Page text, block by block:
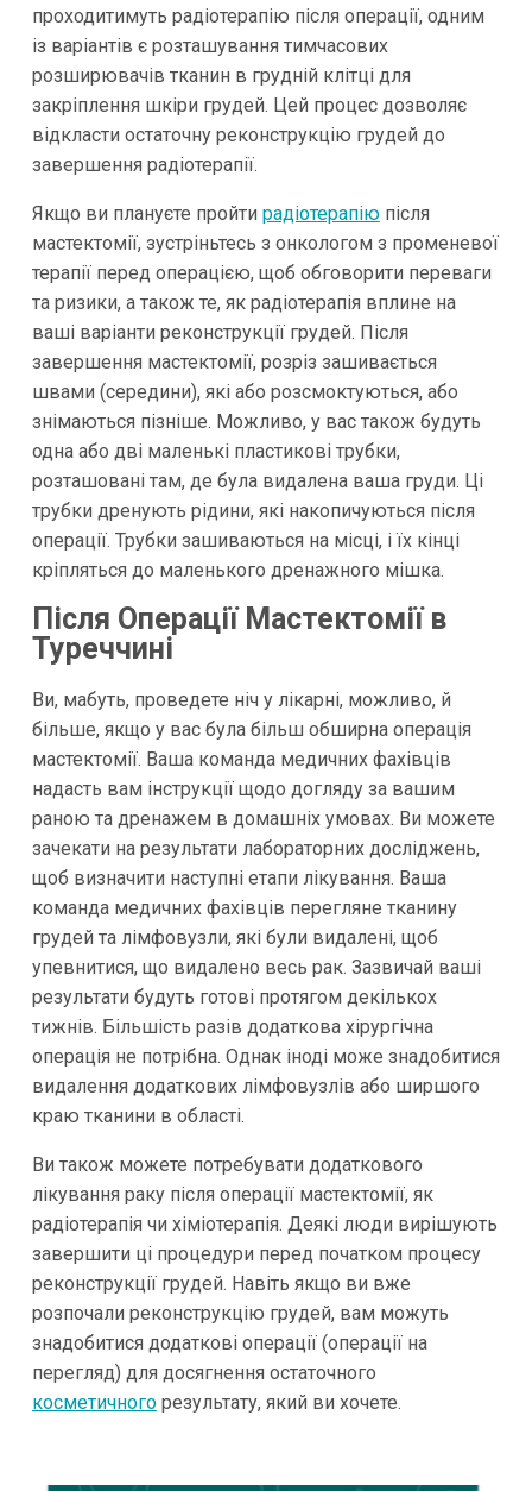
проходитимуть радіотерапію після операції, одним
із варіантів є розташування тимчасових
розширювачів тканин в грудній клітці для
закріплення шкіри грудей. Цей процес дозволяє
відкласти остаточну реконструкцію грудей до
завершення радіотерапії.
Якщо ви плануєте пройти радіотерапіюпісля
мастектомії, зустріньтесь з онкологом з променевої
терапії перед операцією, щоб обговорити переваги
та ризики, а також те, як радіотерапія вплине на
ваші варіанти реконструкції грудей. Після
завершення мастектомії, розріз зашивається
швами (середини), які або розсмоктуються, або
знімаються пізніше. Можливо, у вас також будуть
одна або дві маленькі пластикові трубки,
розташовані там, де була видалена ваша груди. Ці
трубки дренують рідини, які накопичуються після
операції. Трубки зашиваються на місці, і їх кінці
кріпляться до маленького дренажного мішка.
Після Операції Мастектомії в
Туреччині
Ви, мабуть, проведете ніч у лікарні, можливо, й
більше, якщо у вас була більш обширна операція
мастектомії. Ваша команда медичних фахівців
надасть вам інструкції щодо догляду за вашим
раною та дренажем в домашніх умовах. Ви можете
зачекати на результати лабораторних досліджень,
щоб визначити наступні етапи лікування. Ваша
команда медичних фахівців перегляне тканину
грудей та лімфовузли, які були видалені, щоб
упевнитися, що видалено весь рак. Зазвичай ваші
результати будуть готові протягом декількох
тижнів. Більшість разів додаткова хірургічна
операція не потрібна. Однак іноді може знадобитися
видалення додаткових лімфовузлів або ширшого
краю тканини в області.
Ви також можете потребувати додаткового
лікування раку після операції мастектомії, як
радіотерапія чи хіміотерапія. Деякі люди вирішують
завершити ці процедури перед початком процесу
реконструкції грудей. Навіть якщо ви вже
розпочали реконструкцію грудей, вам можуть
знадобитися додаткові операції (операції на
перегляд) для досягнення остаточного
косметичногорезультату, який ви хочете.